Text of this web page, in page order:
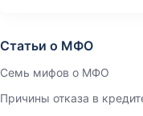
Статьи о МФО
Семь мифов о МФО
Причины отказа в